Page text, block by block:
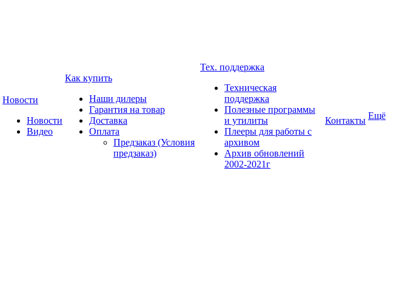
Новости
Новости
Видео
Как купить
Наши дилеры
Гарантия на товар
Доставка
Оплата
Предзаказ (Условия
предзаказ)
Тех. поддержка
Техническая
поддержка
Полезные программы
и утилиты
Плееры для работы с
архивом
Архив обновлений
2002-2021г
Контакты Ещё